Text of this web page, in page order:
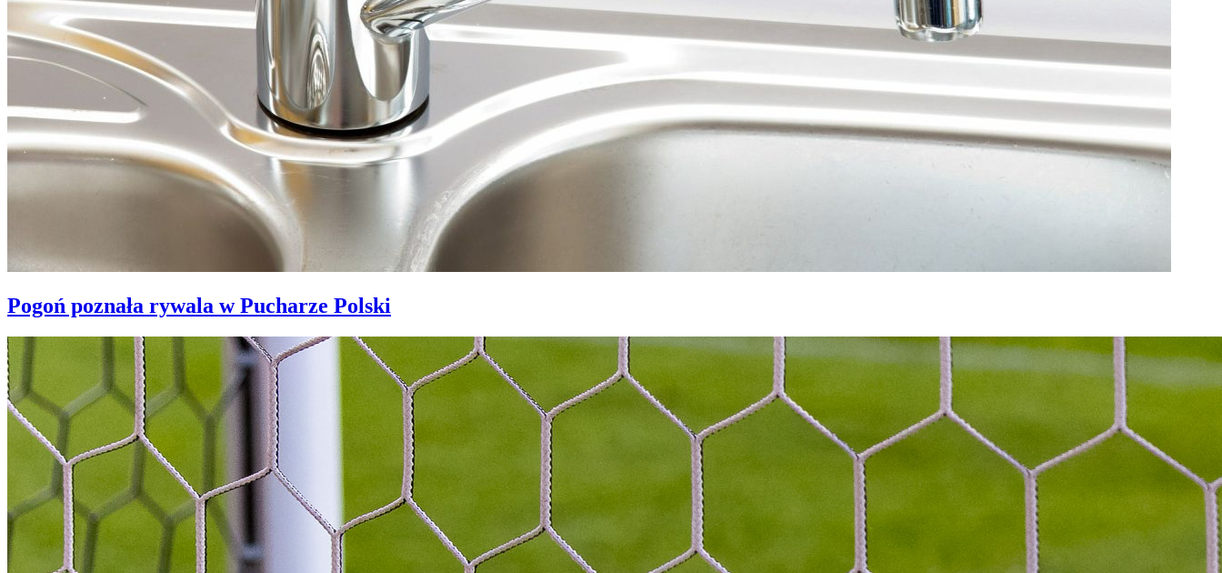
Pogoń poznała rywala w Pucharze Polski